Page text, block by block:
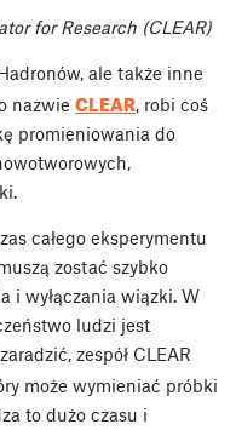
for Research (CLEAR)
ale także inne
nazwie CLEAR, robi coś
promieniowania do
całego eksperymentu
zostać szybko
i wyłączania wiązki. W
ludzi jest
zespół CLEAR
może wymieniać próbki
to dużo czasu i